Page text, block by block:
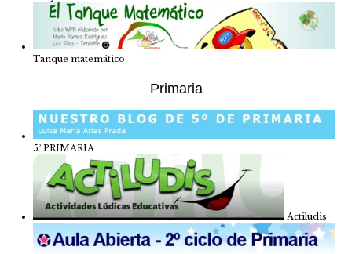
Tanque matemático
Primaria
5º PRIMARIA
Actiludis